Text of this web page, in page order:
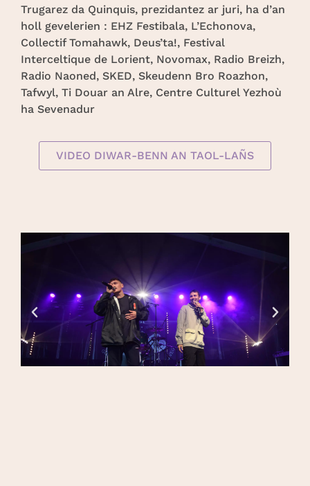
Trugarez da Quinquis, prezidantez ar juri, ha d’an
holl gevelerien : EHZ Festibala, L’Echonova,
Collectif Tomahawk, Deus’ta!, Festival
Interceltique de Lorient, Novomax, Radio Breizh,
Radio Naoned, SKED, Skeudenn Bro Roazhon,
Tafwyl, Ti Douar an Alre, Centre Culturel Yezhoù
ha Sevenadur
VIDEO DIWAR-BENN AN TAOL-LAÑS